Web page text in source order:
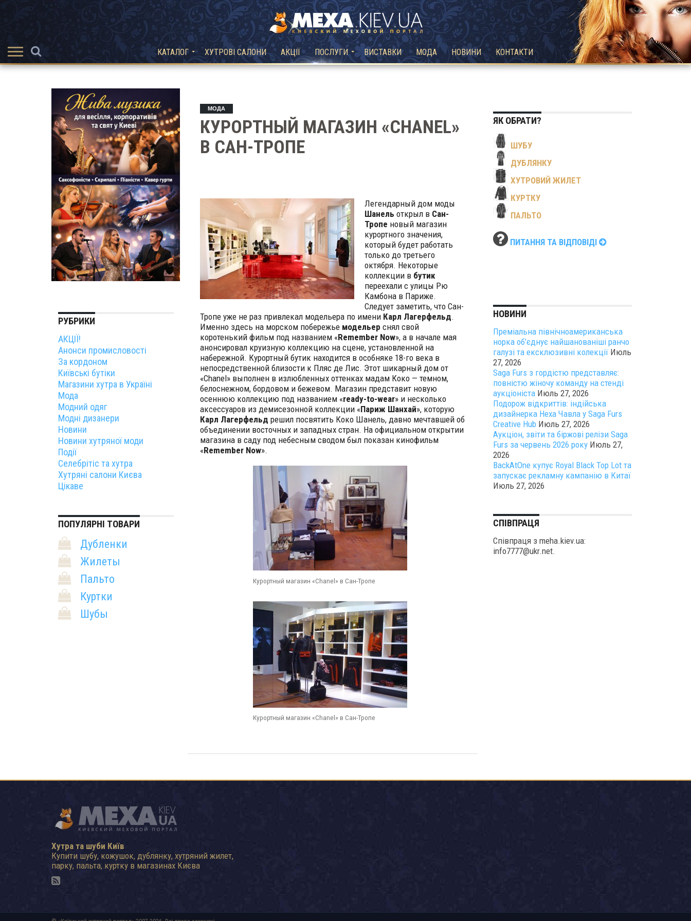
КАТАЛОГ ХУТРОВІ САЛОНИ АКЦІЇ ПОСЛУГИ ВИСТАВКИ МОДА НОВИНИ КОНТАКТИ
МОДА
КУРОРТНЫЙ МАГАЗИН «CHANEL»
В САН-ТРОПЕ
Легендарный дом моды
Шанель открыл в Сан-
Тропе новый магазин
курортного значения,
который будет работать
только до третьего
октября. Некоторые
коллекции в бутик
переехали с улицы Рю
Камбона в Париже.
Следует заметить, что Сан-
Тропе уже не раз привлекал модельера по имени Карл Лагерфельд.
Именно здесь на морском побережье модельер снял свой
коротенький фильм под названием «Remember Now», а в начале мая
анонсировал круизную коллекцию на сцене, установленной на
набережной. Курортный бутик находится в особняке 18-го века в
непосредственной близости к Пляс де Лис. Этот шикарный дом от
«Chanel» выполнен в излюбленных оттенках мадам Коко — темном,
белоснежном, бордовом и бежевом. Магазин представит новую
осеннюю коллекцию под названием «ready-to-wear» и несколько
аксессуаров из демисезонной коллекции «Париж Шанхай», которую
Карл Лагерфельд решил посвятить Коко Шанель, давно мечтавшей об
объединении восточных и западных стран. На официальном открытии
магазина в саду под небесным сводом был показан кинофильм
«Remember Now».
Курортный магазин «Chanel» в Сан-Тропе
Курортный магазин «Chanel» в Сан-Тропе
РУБРИКИ
АКЦІЇ!
Анонси промисловості
За кордоном
Київські бутіки
Магазини хутра в Україні
Мода
Модний одяг
Модні дизанери
Новини
Новини хутряної моди
Події
Селебрітіс та хутра
Хутряні салони Києва
Цікаве
ПОПУЛЯРНІ ТОВАРИ
Дубленки
Жилеты
Пальто
Куртки
Шубы
ЯК ОБРАТИ?
ШУБУ
ДУБЛЯНКУ
ХУТРОВИЙ ЖИЛЕТ
КУРТКУ
ПАЛЬТО
ПИТАННЯ ТА ВІДПОВІДІ
НОВИНИ
Преміальна північноамериканська
норка об’єднує найшанованіші ранчо
галузі та ексклюзивні колекції Июль
27, 2026
Saga Furs з гордістю представляє:
повністю жіночу команду на стенді
аукціоніста Июль 27, 2026
Подорож відкриттів: індійська
дизайнерка Неха Чавла у Saga Furs
Creative Hub Июль 27, 2026
Аукціон, звіти та біржові релізи Saga
Furs за червень 2026 року Июль 27,
2026
BackAtOne купує Royal Black Top Lot та
запускає рекламну кампанію в Китаї
Июль 27, 2026
СПІВПРАЦЯ
Співпраця з meha.kiev.ua:
info7777@ukr.net.
Хутра та шуби Київ
Купити шубу, кожушок, дублянку, хутряний жилет,
парку, пальта, куртку в магазинах Києва